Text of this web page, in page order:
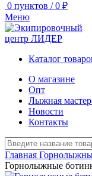
0 пунктов / 0 ₽
Меню
Каталог
О магазине
Опт
Лыжная
Новости
Контакты
Главная
Горнолыжные